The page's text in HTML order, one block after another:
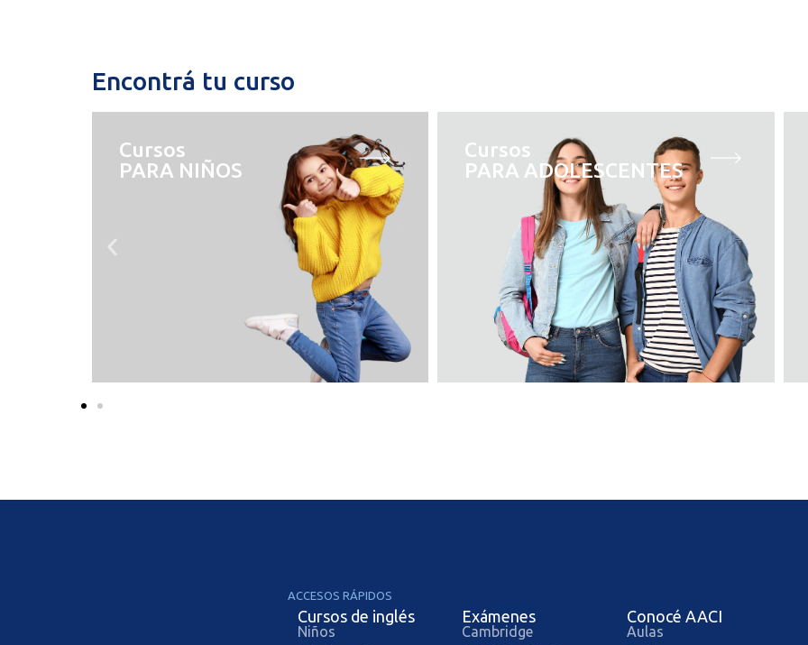
Encontrá tu curso
Cursos
PARA NIÑOS
Cursos
PARA ADOLESCENTES
ACCESOS RÁPIDOS
Cursos de inglés
Niños
Exámenes
Cambridge
Conocé AACI
Aulas